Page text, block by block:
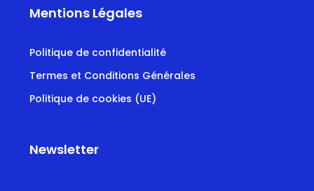
Mentions Légales
Politique de confidentialité
Termes et Conditions Générales
Politique de cookies (UE)
Newsletter